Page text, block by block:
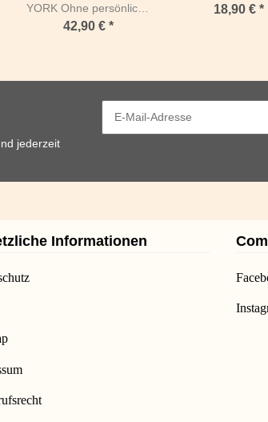
YORK Ohne persönliche
Gravur
42,90 €*
18,90 € *
jederzeit
Informationen